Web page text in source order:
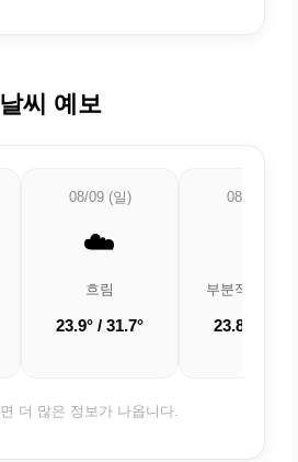
씨 예보
08/09 (일)
☁️
흐림
23.9° / 31.7°
08/10 (월)
부분적으로 흐
23.8° /
더 많은 정보가 나옵니다.